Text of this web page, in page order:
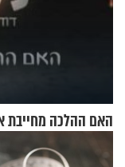
האם ההלכה מחייבת